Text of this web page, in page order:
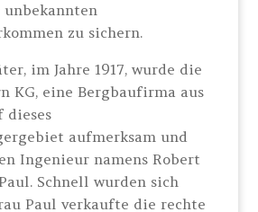
unbekannten
zu sichern.
im Jahre 1917, wurde die
KG, eine Bergbaufirma aus
dieses
aufmerksam und
Ingenieur namens Robert
Schnell wurden sich
Paul verkaufte die rechte